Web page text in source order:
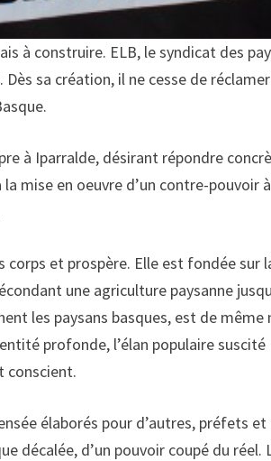
à construire. ELB, le syndicat des
sa création, il ne cesse de
à Iparralde, désirant répondre
mise en oeuvre d’un contre-pouvoir
corps et prospère. Elle est fondée
une agriculture paysanne
les paysans basques, est de même
profonde, l’élan populaire suscité
conscient.
élaborés pour d’autres, préfets
décalée, d’un pouvoir coupé du réel.